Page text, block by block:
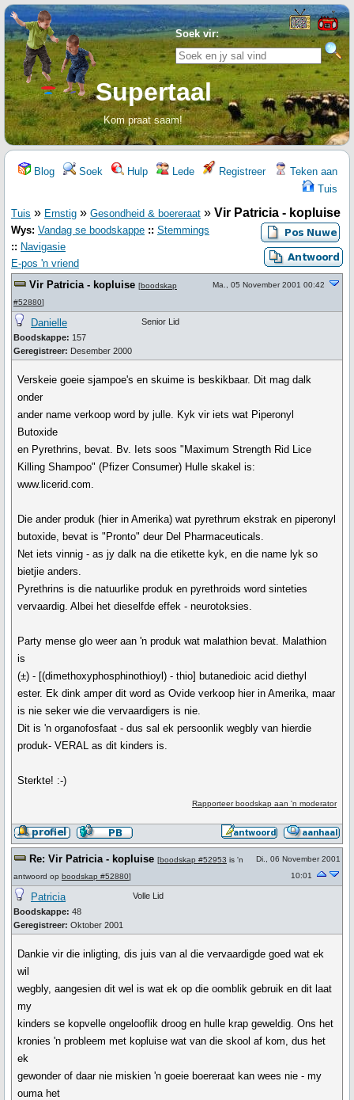
Soek vir:
Supertaal
Kom praat saam!
Blog Soek Hulp Lede Registreer
Teken aan
Tuis
Tuis » Ernstig » Gesondheid & boereraat » Vir Patricia - kopluise
Wys: Vandag se boodskappe :: Stemmings
:: Navigasie
E-pos 'n vriend
Vir Patricia - kopluise [boodskap
#52880]
Ma., 05 November 2001 00:42
Danielle
Boodskappe: 157
Geregistreer: Desember 2000
Senior Lid
Verskeie goeie sjampoe's en skuime is beskikbaar. Dit mag dalk
onder
ander name verkoop word by julle. Kyk vir iets wat Piperonyl
Butoxide
en Pyrethrins, bevat. Bv. Iets soos "Maximum Strength Rid Lice
Killing Shampoo" (Pfizer Consumer) Hulle skakel is:
www.licerid.com.
Die ander produk (hier in Amerika) wat pyrethrum ekstrak en piperonyl
butoxide, bevat is "Pronto" deur Del Pharmaceuticals.
Net iets vinnig - as jy dalk na die etikette kyk, en die name lyk so
bietjie anders.
Pyrethrins is die natuurlike produk en pyrethroids word sinteties
vervaardig. Albei het dieselfde effek - neurotoksies.
Party mense glo weer aan 'n produk wat malathion bevat. Malathion
is
(±) - [(dimethoxyphosphinothioyl) - thio] butanedioic acid diethyl
ester. Ek dink amper dit word as Ovide verkoop hier in Amerika, maar
is nie seker wie die vervaardigers is nie.
Dit is 'n organofosfaat - dus sal ek persoonlik wegbly van hierdie
produk- VERAL as dit kinders is.
Sterkte! :-)
Rapporteer boodskap aan 'n moderator
Re: Vir Patricia - kopluise [boodskap #52953 is 'n
antwoord op boodskap #52880]
Di., 06 November 2001
10:01
Patricia
Boodskappe: 48
Geregistreer: Oktober 2001
Volle Lid
Dankie vir die inligting, dis juis van al die vervaardigde goed wat ek
wil
wegbly, aangesien dit wel is wat ek op die oomblik gebruik en dit laat
my
kinders se kopvelle ongelooflik droog en hulle krap geweldig. Ons het
kronies 'n probleem met kopluise wat van die skool af kom, dus het
ek
gewonder of daar nie miskien 'n goeie boereraat kan wees nie - my
ouma het